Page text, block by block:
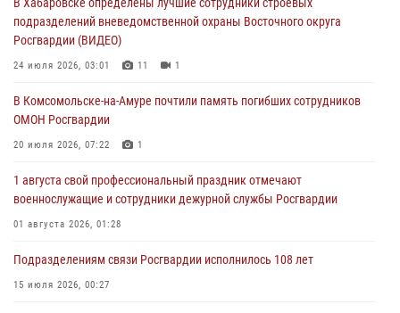
женщине, потерявшей сознание во время массового мероприятия
29 июля 2026, 23:24 2
В Хабаровске продолжается акция «Каникулы с Росгвардией»
За прошедшую неделю в Хабаровском крае росгвардейцы провели
свыше 120 проверок условий хранения оружия
подразделений вневедомственной охраны Восточного округа
Росгвардии (ВИДЕО)
24 июля 2026, 03:01 11 1
В Комсомольске-на-Амуре почтили память погибших сотрудников
ОМОН Росгвардии
20 июля 2026, 07:22 1
1 августа свой профессиональный праздник отмечают
военнослужащие и сотрудники дежурной службы Росгвардии
01 августа 2026, 01:28
Подразделениям связи Росгвардии исполнилось 108 лет
15 июля 2026, 00:27